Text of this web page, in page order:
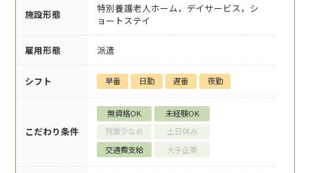
施設形態
特別養護老人ホーム，デイサービス，シ
ョートステイ
雇用形態 派遣
シフト 早番 日勤 遅番 夜勤
こだわり条件
無資格OK
未経験OK
残業少なめ
土日休み
交通費支給
大手企業